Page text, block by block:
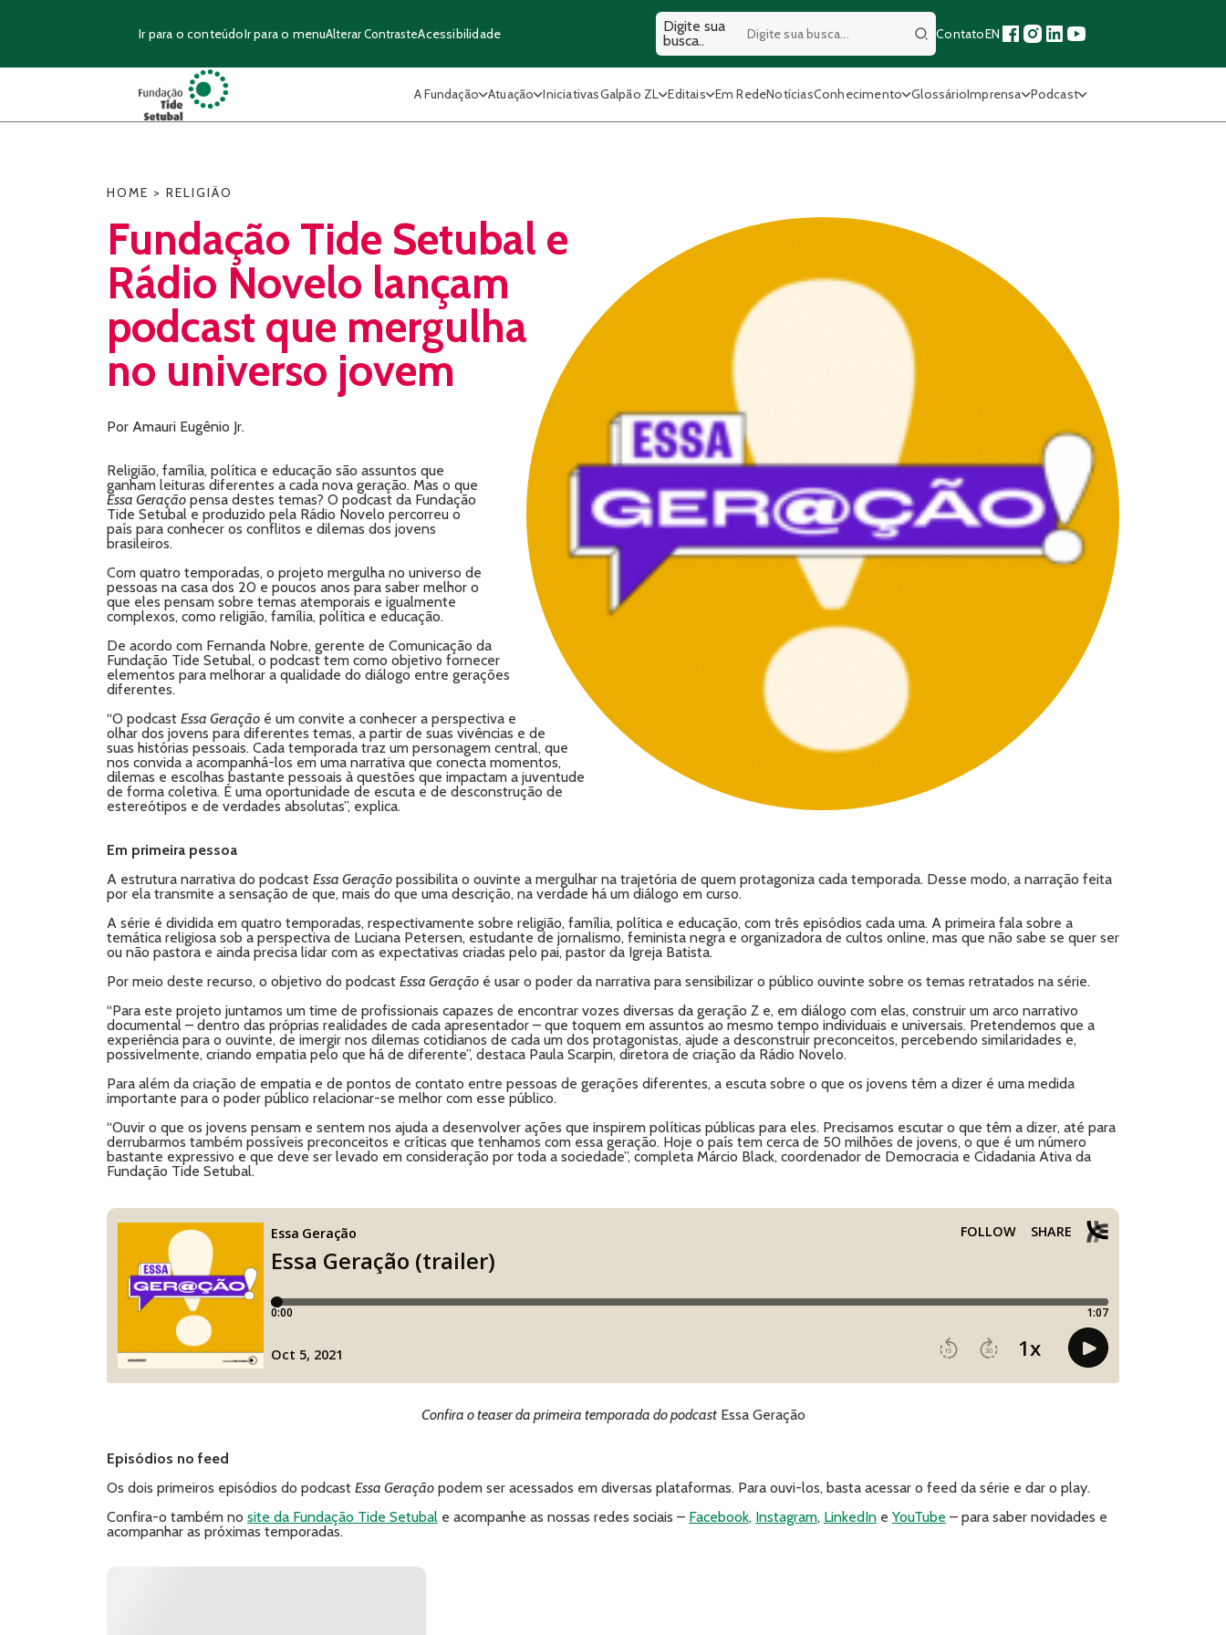
Ir para o conteúdoIr para o menuAlterar ContrasteAcessibilidade
Digite sua
busca..
BuscarContatoEN
A Fundação Atuação IniciativasGalpão ZL Editais Em RedeNotíciasConhecimento GlossárioImprensa Podcast
HOME > RELIGIÃO
Fundação Tide Setubal e
Rádio Novelo lançam
podcast que mergulha
no universo jovem
Por Amauri Eugênio Jr.
Religião, família, política e educação são assuntos que
ganham leituras diferentes a cada nova geração. Mas o que
Essa Geração pensa destes temas? O podcast da Fundação
Tide Setubal e produzido pela Rádio Novelo percorreu o
país para conhecer os conflitos e dilemas dos jovens
brasileiros.
Com quatro temporadas, o projeto mergulha no universo de
pessoas na casa dos 20 e poucos anos para saber melhor o
que eles pensam sobre temas atemporais e igualmente
complexos, como religião, família, política e educação.
De acordo com Fernanda Nobre, gerente de Comunicação da
Fundação Tide Setubal, o podcast tem como objetivo fornecer
elementos para melhorar a qualidade do diálogo entre gerações
diferentes.
“O podcast Essa Geração é um convite a conhecer a perspectiva e
olhar dos jovens para diferentes temas, a partir de suas vivências e de
suas histórias pessoais. Cada temporada traz um personagem central, que
nos convida a acompanhá-los em uma narrativa que conecta momentos,
dilemas e escolhas bastante pessoais à questões que impactam a juventude
de forma coletiva. É uma oportunidade de escuta e de desconstrução de
estereótipos e de verdades absolutas”, explica.
Em primeira pessoa
A estrutura narrativa do podcast Essa Geração possibilita o ouvinte a mergulhar na trajetória de quem protagoniza cada temporada. Desse modo, a narração feita
por ela transmite a sensação de que, mais do que uma descrição, na verdade há um diálogo em curso.
A série é dividida em quatro temporadas, respectivamente sobre religião, família, política e educação, com três episódios cada uma. A primeira fala sobre a
temática religiosa sob a perspectiva de Luciana Petersen, estudante de jornalismo, feminista negra e organizadora de cultos online, mas que não sabe se quer ser
ou não pastora e ainda precisa lidar com as expectativas criadas pelo pai, pastor da Igreja Batista.
Por meio deste recurso, o objetivo do podcast Essa Geração é usar o poder da narrativa para sensibilizar o público ouvinte sobre os temas retratados na série.
“Para este projeto juntamos um time de profissionais capazes de encontrar vozes diversas da geração Z e, em diálogo com elas, construir um arco narrativo
documental – dentro das próprias realidades de cada apresentador – que toquem em assuntos ao mesmo tempo individuais e universais. Pretendemos que a
experiência para o ouvinte, de imergir nos dilemas cotidianos de cada um dos protagonistas, ajude a desconstruir preconceitos, percebendo similaridades e,
possivelmente, criando empatia pelo que há de diferente”, destaca Paula Scarpin, diretora de criação da Rádio Novelo.
Para além da criação de empatia e de pontos de contato entre pessoas de gerações diferentes, a escuta sobre o que os jovens têm a dizer é uma medida
importante para o poder público relacionar-se melhor com esse público.
“Ouvir o que os jovens pensam e sentem nos ajuda a desenvolver ações que inspirem políticas públicas para eles. Precisamos escutar o que têm a dizer, até para
derrubarmos também possíveis preconceitos e críticas que tenhamos com essa geração. Hoje o país tem cerca de 50 milhões de jovens, o que é um número
bastante expressivo e que deve ser levado em consideração por toda a sociedade”, completa Márcio Black, coordenador de Democracia e Cidadania Ativa da
Fundação Tide Setubal.
Confira o teaser da primeira temporada do podcastEssa Geração
Episódios no feed
Os dois primeiros episódios do podcast Essa Geração podem ser acessados em diversas plataformas. Para ouvi-los, basta acessar o feed da série e dar o play.
Confira-o também no site da Fundação Tide Setubal e acompanhe as nossas redes sociais – Facebook, Instagram, LinkedIn e YouTube – para saber novidades e
acompanhar as próximas temporadas.